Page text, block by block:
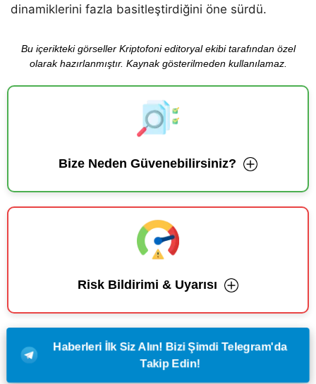
dinamiklerini fazla basitleştirdiğini öne sürdü.
Bu içerikteki görseller Kriptofoni editoryal ekibi tarafından özel
olarak hazırlanmıştır. Kaynak gösterilmeden kullanılamaz.
Bize Neden Güvenebilirsiniz?
Risk Bildirimi & Uyarısı
Haberleri İlk Siz Alın! Bizi Şimdi Telegram'da
Takip Edin!